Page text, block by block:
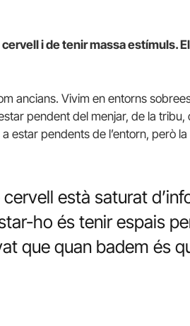
cervell i de tenir massa estímuls.
ancians. Vivim en entorns
pendent del menjar, de la
estar pendents de l’entorn, però
està saturat
ho és tenir espais
que quan badem és